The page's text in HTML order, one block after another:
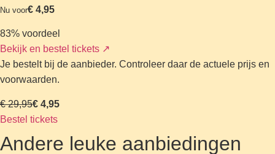
Nu voor€ 4,95
83% voordeel
Bekijk en bestel tickets ↗
Je bestelt bij de aanbieder. Controleer daar de actuele prijs en
voorwaarden.
€ 29,95€ 4,95
Bestel tickets
Andere leuke aanbiedingen